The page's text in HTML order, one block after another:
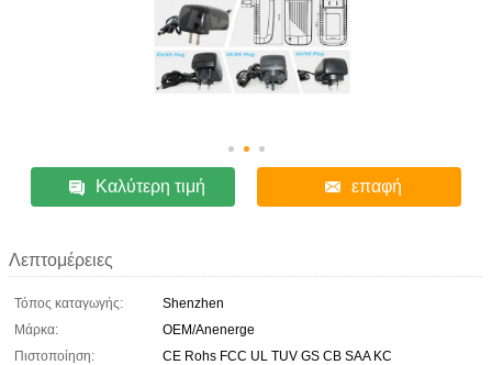
Καλύτερη τιμή επαφή
Λεπτομέρειες
Τόπος καταγωγής:
Shenzhen
Μάρκα:
OEM/Anenerge
Πιστοποίηση:
CE Rohs FCC UL TUV GS CB SAA KC